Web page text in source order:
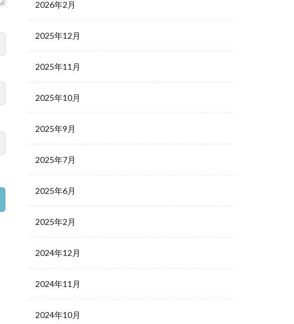
2026年2月
2025年12月
2025年11月
2025年10月
2025年9月
2025年7月
2025年6月
2025年2月
2024年12月
2024年11月
2024年10月